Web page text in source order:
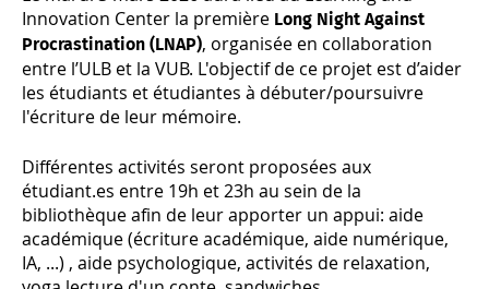
Innovation Center la première Long Night Against
Procrastination (LNAP), organisée en collaboration
entre l’ULB et la VUB. L'objectif de ce projet est d’aider
les étudiants et étudiantes à débuter/poursuivre
l'écriture de leur mémoire.
Différentes activités seront proposées aux
étudiant.es entre 19h et 23h au sein de la
bibliothèque afin de leur apporter un appui: aide
académique (écriture académique, aide numérique,
IA, ...) , aide psychologique, activités de relaxation,